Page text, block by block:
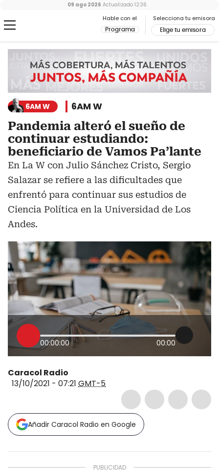
Hable con el
Programa
Selecciona tu emisora
Elige tu emisora
09 ago 2026 Actualizado 12:36
6AM W 6AM W
Pandemia alteró el sueño de
continuar estudiando:
beneficiario de Vamos Pa’lante
En La W con Julio Sánchez Cristo, Sergio
Salazar se refiere a las dificultades que
enfrentó para continuar sus estudios de
Ciencia Política en la Universidad de Los
Andes.
00:00:00 00:00
Caracol Radio
13/10/2021 - 07:21 GMT-5
Añadir Caracol Radio en Google